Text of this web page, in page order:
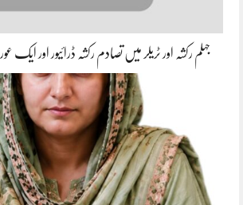
جہلم رکشہ اور ٹریلر میں تصادم رکشہ ڈرائیور اور